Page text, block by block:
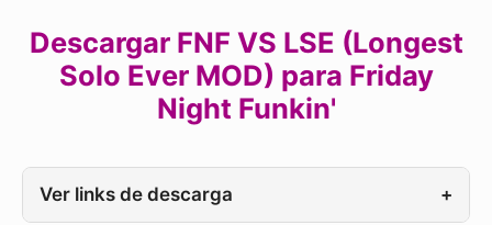
Descargar FNF VS LSE (Longest
Solo Ever MOD) para Friday
Night Funkin'
Ver links de descarga +